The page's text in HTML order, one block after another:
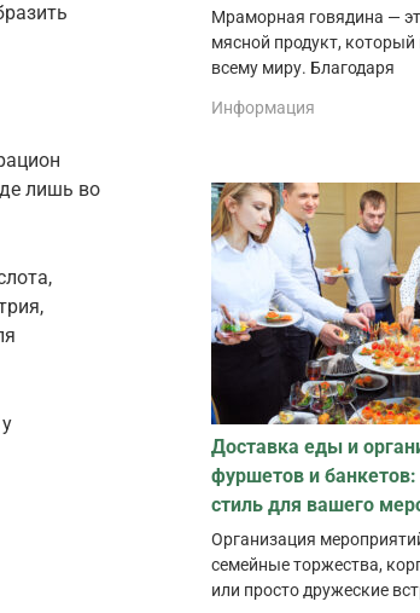
лишь во
Мраморная говядина —
мясной продукт,
всему миру. Благодаря
Информация
Доставка еды и
фуршетов и банкетов:
стиль для вашего
Организация
семейные торжества,
или просто дружеские